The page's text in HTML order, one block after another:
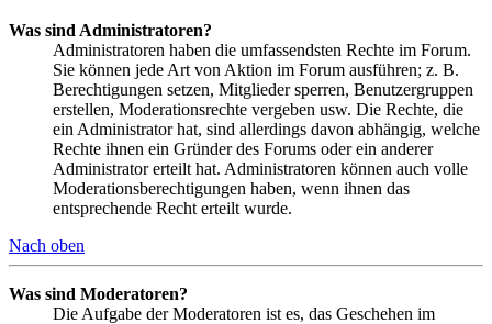
Was sind Administratoren?
Administratoren haben die umfassendsten Rechte im Forum.
Sie können jede Art von Aktion im Forum ausführen; z. B.
Berechtigungen setzen, Mitglieder sperren, Benutzergruppen
erstellen, Moderationsrechte vergeben usw. Die Rechte, die
ein Administrator hat, sind allerdings davon abhängig, welche
Rechte ihnen ein Gründer des Forums oder ein anderer
Administrator erteilt hat. Administratoren können auch volle
Moderationsberechtigungen haben, wenn ihnen das
entsprechende Recht erteilt wurde.
Nach oben
Was sind Moderatoren?
Die Aufgabe der Moderatoren ist es, das Geschehen im